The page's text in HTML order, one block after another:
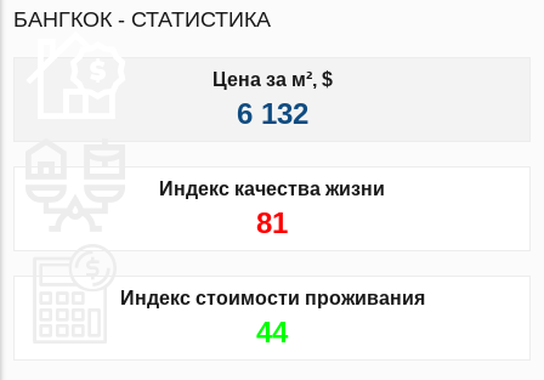
БАНГКОК - СТАТИСТИКА
Цена за м², $
6 132
Индекс качества жизни
81
Индекс стоимости проживания
44